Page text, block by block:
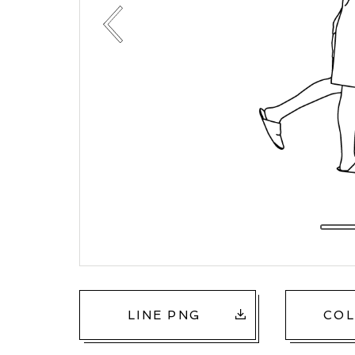
LINE PNG